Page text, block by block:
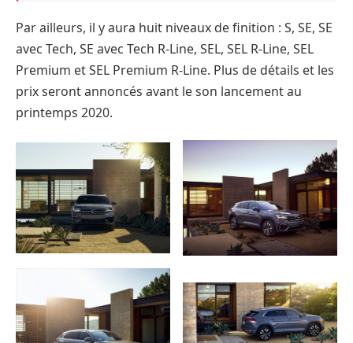
Par ailleurs, il y aura huit niveaux de finition : S, SE, SE
avec Tech, SE avec Tech R-Line, SEL, SEL R-Line, SEL
Premium et SEL Premium R-Line. Plus de détails et les
prix seront annoncés avant le son lancement au
printemps 2020.